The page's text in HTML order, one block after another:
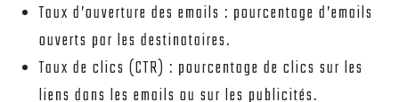
Taux d’ouverture des emails : pourcentage d’emails
ouverts par les destinataires.
Taux de clics (CTR) : pourcentage de clics sur les
liens dans les emails ou sur les publicités.